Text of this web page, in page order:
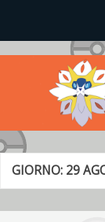
Johto
Le novità più
GIORNO: 29